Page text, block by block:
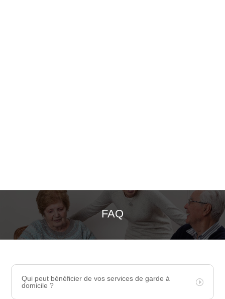
FAQ
Qui peut bénéficier de vos services de garde à
domicile ?